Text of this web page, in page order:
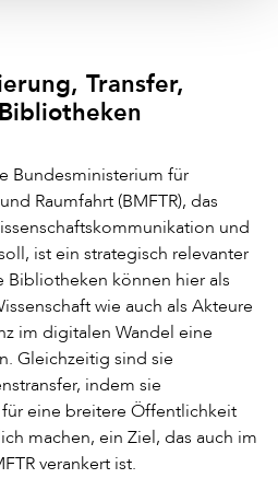
Transfer,
Bundesministerium für
Raumfahrt (BMFTR), das
und
ist ein strategisch relevanter
Bibliotheken können hier als
wie auch als Akteure
im digitalen Wandel eine
Gleichzeitig sind sie
indem sie
eine breitere Öffentlichkeit
machen, ein Ziel, das auch im
verankert ist.